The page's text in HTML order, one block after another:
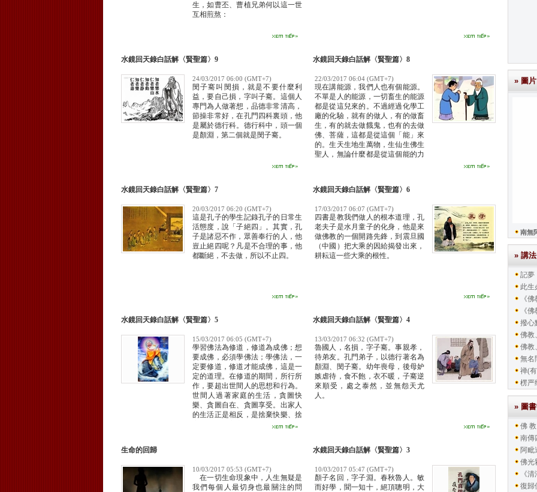
生，如曹丕、曹植兄弟何以這一世
互相煎熬：
水鏡回天錄白話解〈賢聖篇〉9
24/03/2017 06:00 (GMT+7)
閔子騫叫閔損，就是不要什麼利
益，要自己損，字叫子騫。這個人
專門為人做著想，品德非常清高，
節操非常好，在孔門四科裏頭，他
是屬於德行科。德行科中，頭一個
是顏淵，第二個就是閔子騫。
水鏡回天錄白話解〈賢聖篇〉8
22/03/2017 06:04 (GMT+7)
現在講能源，我們人也有個能源。
不單是人的能源，一切畜生的能源
都是從這兒來的。不過經過化學工
廠的化驗，就有的做人，有的做畜
生，有的就去做餓鬼，也有的去做
佛、菩薩，這都是從這個「能」來
的。生天生地生萬物，生仙生佛生
聖人，無論什麼都是從這個能的力
水鏡回天錄白話解〈賢聖篇〉7
20/03/2017 06:20 (GMT+7)
這是孔子的學生記錄孔子的日常生
活態度，說「子絕四」。其實，孔
子是諸惡不作，眾善奉行的人，他
豈止絕四呢？凡是不合理的事，他
都斷絕，不去做，所以不止四。
水鏡回天錄白話解〈賢聖篇〉6
17/03/2017 06:07 (GMT+7)
四書是教我們做人的根本道理，孔
老夫子是水月童子的化身，他是來
做佛教的一個開路先鋒，到震旦國
（中國）把大乘的因給揭發出來，
耕耘這一些大乘的根性。
水鏡回天錄白話解〈賢聖篇〉5
15/03/2017 06:05 (GMT+7)
學習佛法為修道，修道為成佛；想
要成佛，必須學佛法；學佛法，一
定要修道，修道才能成佛，這是一
定的道理。在修道的期間，所行所
作，要超出世間人的思想和行為。
世間人過著家庭的生活，貪圖快
樂、貪圖自在、貪圖享受。出家人
的生活正是相反，是捨棄快樂、捨
水鏡回天錄白話解〈賢聖篇〉4
13/03/2017 06:32 (GMT+7)
魯國人，名損，字子騫。事親孝，
待弟友。孔門弟子，以德行著名為
顏淵、閔子騫。幼年喪母，後母妒
嫉虐待，食不飽，衣不暖，子騫逆
來順受，處之泰然，並無怨天尤
人。
生命的回歸
10/03/2017 05:53 (GMT+7)
在一切生命現象中，人生無疑是
我們每個人最切身也最關注的問
水鏡回天錄白話解〈賢聖篇〉3
10/03/2017 05:47 (GMT+7)
顏子名回，字子淵。春秋魯人。敏
而好學，聞一知十，絕頂聰明，大
» 圖片
南無
» 講法
記夢
此生
《
《
撥心
佛教
佛教
無名
禅(
楞严
» 圖
佛
南傳
阿毗
佛光
《
復歸